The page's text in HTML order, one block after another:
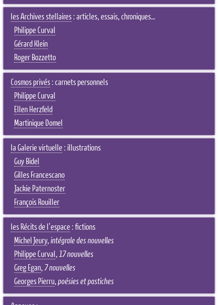
les Archives stellaires : articles, essais, chroniques…
Philippe Curval
Gérard Klein
Roger Bozzetto
Cosmos privés : carnets personnels
Philippe Curval
Ellen Herzfeld
Martinique Domel
la Galerie virtuelle : illustrations
Guy Bidel
Gilles Francescano
Jackie Paternoster
François Rouiller
les Récits de l'espace : fictions
Michel Jeury, intégrale des nouvelles
Philippe Curval, 17 nouvelles
Greg Egan, 7 nouvelles
Georges Pierru, poésies et pastiches